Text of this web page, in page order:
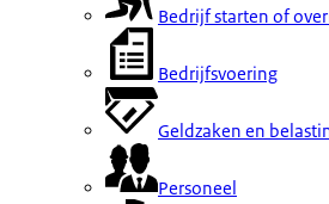
Bedrijf starten of
Bedrijfsvoering
Geldzaken en
Personeel